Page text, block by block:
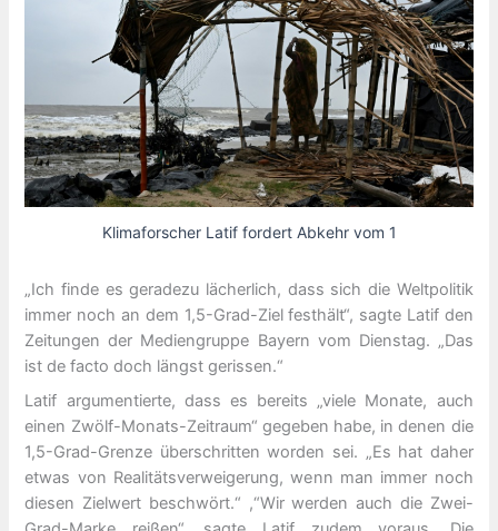
Klimaforscher Latif fordert Abkehr vom 1
„Ich finde es geradezu lächerlich, dass sich die Weltpolitik
immer noch an dem 1,5-Grad-Ziel festhält“, sagte Latif den
Zeitungen der Mediengruppe Bayern vom Dienstag. „Das
ist de facto doch längst gerissen.“
Latif argumentierte, dass es bereits „viele Monate, auch
einen Zwölf-Monats-Zeitraum“ gegeben habe, in denen die
1,5-Grad-Grenze überschritten worden sei. „Es hat daher
etwas von Realitätsverweigerung, wenn man immer noch
diesen Zielwert beschwört.“ ,“Wir werden auch die Zwei-